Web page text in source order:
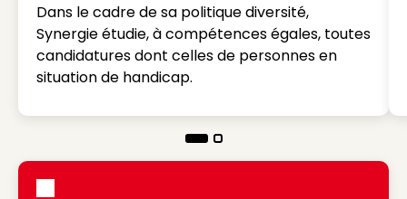
Dans le cadre de sa politique diversité,
Synergie étudie, à compétences égales, toutes
candidatures dont celles de personnes en
situation de handicap.